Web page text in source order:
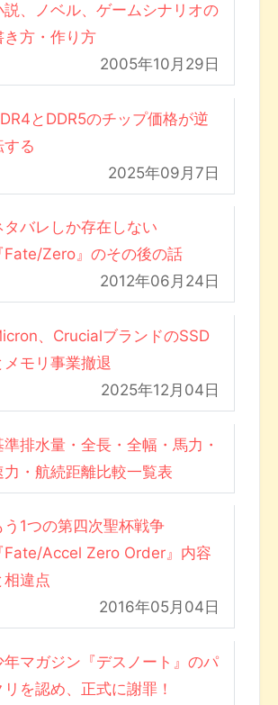
説、ノベル、ゲームシナリオの
き方・作り方
2005年10月29日
とDDR5のチップ価格が逆
する
2025年09月7日
タバレしか存在しない
Fate/Zero』のその後の話
2012年06月24日
、CrucialブランドのSSD
メモリ事業撤退
2025年12月04日
準排水量・全長・全幅・馬力・
力・航続距離比較一覧表
う1つの第四次聖杯戦争
Fate/Accel Zero Order』内容
相違点
2016年05月04日
年マガジン『デスノート』のパ
リを認め、正式に謝罪！